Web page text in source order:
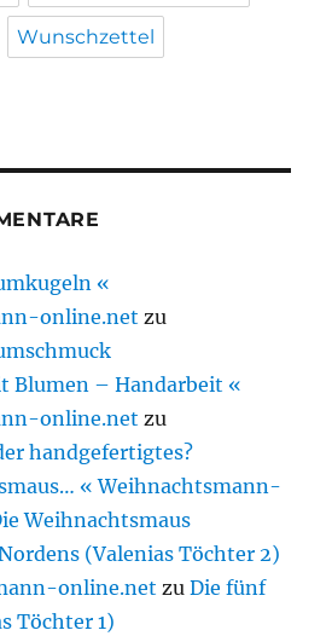
Wunschzettel
«
online.net zu
Blumen – Handarbeit «
online.net zu
handgefertigtes?
« Weihnachtsmann-
Weihnachtsmaus
(Valenias Töchter 2)
online.net zuDie fünf
Töchter 1)